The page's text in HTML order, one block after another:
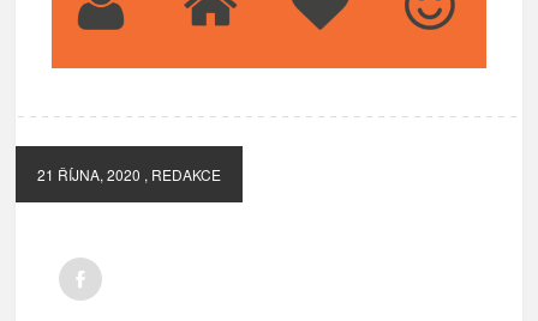
21 ŘÍJNA, 2020 , REDAKCE